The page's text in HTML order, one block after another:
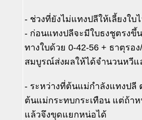
- ช่วงที่ยังไม่แทงปลีให้เลี้ยงใ
- ก่อนแทงปลีจะมีใบธงชูตรงขึ้
ทางใบด้วย 0-42-56 + ธาตุรอ
สมบูรณ์ส่งผลให้ได้จำนวนหวี
- ระหว่างที่ต้นแม่กำลังแทงปลี
ต้นแม่กระทบกระเทือน แต่ถ้า
แล้วจึงขุดแยกหน่อได้